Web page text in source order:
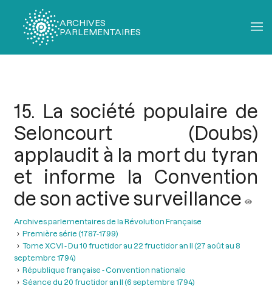
ARCHIVES
PARLEMENTAIRES
15. La société populaire de
Seloncourt (Doubs)
applaudit à la mort du tyran
et informe la Convention
de son active surveillance
Archives parlementaires de la Révolution Française
Première série (1787-1799)
Tome XCVI - Du 10 fructidor au 22 fructidor an II (27 août au 8
septembre 1794)
République française - Convention nationale
Séance du 20 fructidor an II (6 septembre 1794)